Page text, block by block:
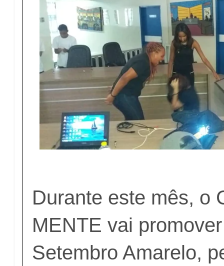
Durante este mês, o
MENTE vai
Setembro Amarelo,